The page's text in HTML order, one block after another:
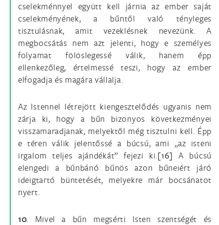
cselekménnyel együtt kell járnia az ember saját
cselekményének, a bűntől való tényleges
tisztulásnak, amit vezeklésnek nevezünk. A
megbocsátás nem azt jelenti, hogy e személyes
folyamat fölöslegessé válik, hanem épp
ellenkezőleg, értelmessé teszi, hogy az ember
elfogadja és magára vállalja.
Az Istennel létrejött kiengesztelődés ugyanis nem
zárja ki, hogy a bűn bizonyos következményei
visszamaradjanak, melyektől még tisztulni kell. Épp
e téren válik jelentőssé a búcsú, ami „az isteni
irgalom teljes ajándékát” fejezi ki.[16] A búcsú
elengedi a bűnbánó bűnös azon bűneiért járó
ideigtartó büntetését, melyekre már bocsánatot
nyert.
10. Mivel a bűn megsérti Isten szentségét és